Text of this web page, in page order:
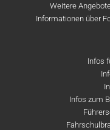
Weitere
Informationen über
Infos
Infos zum